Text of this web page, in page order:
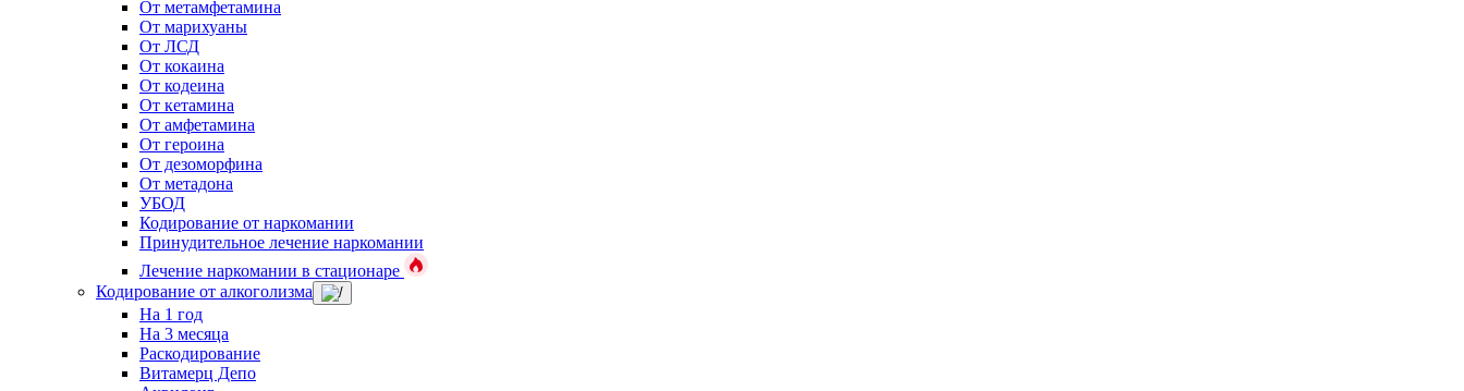
От метамфетамина
От марихуаны
От ЛСД
От кокаина
От кодеина
От кетамина
От амфетамина
От героина
От дезоморфина
От метадона
УБОД
Кодирование от наркомании
Принудительное лечение наркомании
Лечение наркомании в стационаре
Кодирование от алкоголизма
На 1 год
На 3 месяца
Раскодирование
Витамерц Депо